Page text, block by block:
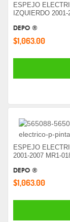
ESPEJO
IZQUIERDO
DEPO ®
$1,063.00
ESPEJO
2001-2007 MR1-
DEPO ®
$1,063.00